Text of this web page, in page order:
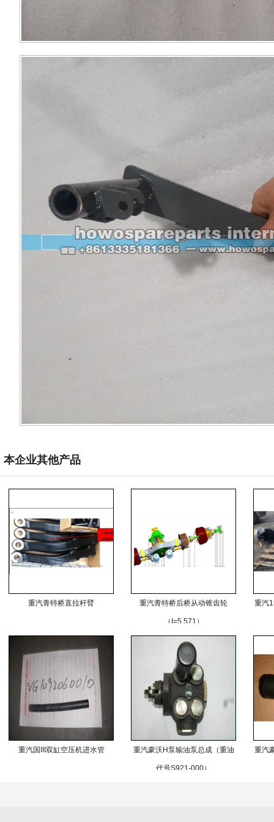
本企业其他产品
重汽青特桥直拉杆臂 重汽青特桥后桥从动锥齿轮
（I=5.571）
重汽
重汽国III双缸空压机进水管 重汽豪沃H泵输油泵总成（重油
代号S921-000）
重汽